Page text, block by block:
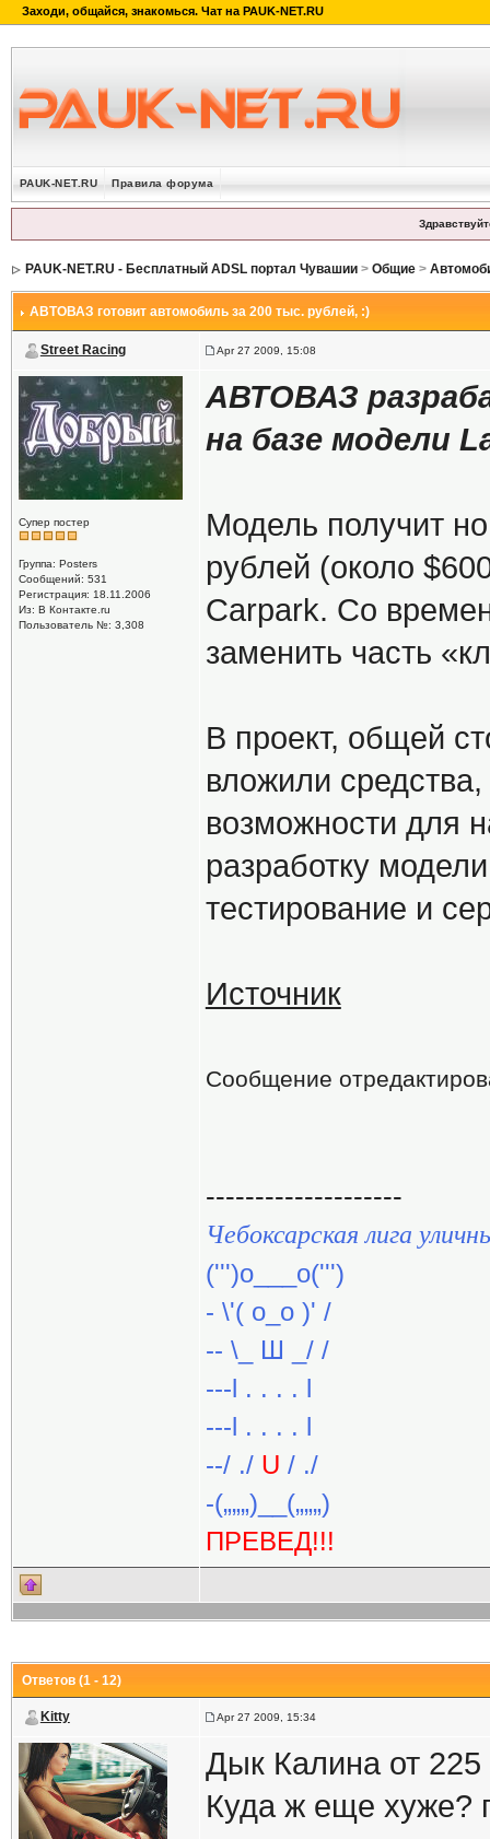
PAUK-NET.RU Правила форума
PAUK-NET.RU - Бесплатный ADSL портал Чувашии> Общие>
АВТОВАЗ готовит автомобиль за 200 тыс. рублей, :)
Street Racing Apr 27 2009, 15:08
Супер постер
Группа: Posters
Сообщений: 531
Регистрация: 18.11.2006
Из: В Контакте.ru
Пользователь №: 3,308
АВТОВАЗ
на базе модели
Модель получит
рублей (около
Carpark. Со
заменить часть
В проект, общей
вложили
возможности для
разработку
тестирование и
Источник
Сообщение
--------------------
Чебоксарская лига
(''')о___о(''')
- \'( о_о )' /
-- \_ Ш _/ /
---l . . . . l
---l . . . . l
--/ ./ U / ./
-(„„„)__(„„„)
ПРЕВЕД!!!
Ответов (1 - 12)
Kitty Apr 27 2009, 15:34
Дык Калина от 225
Куда ж еще хуже?